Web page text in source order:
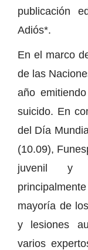
publicación
Adiós*.
En el marco
de las
año
suicido. En
del Día
(10.09),
juvenil y
mayoría de
y lesiones
varios